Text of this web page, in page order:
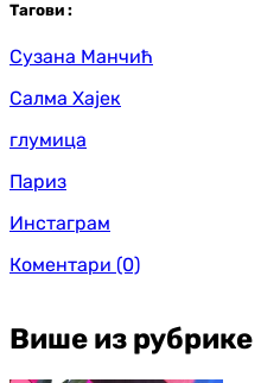
Тагови :
Сузана Манчић
Салма Хајек
глумица
Париз
Инстаграм
Коментари (0)
Више из рубрике